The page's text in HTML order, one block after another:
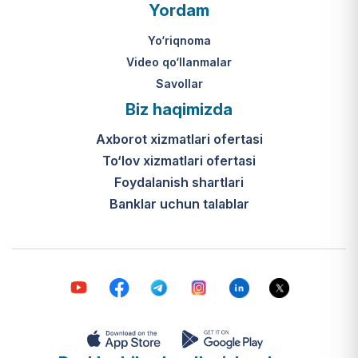
O‘zbekiston Respublikasi Vazirlar
316-son qarori hamda Prezidentning
PQ-410-son qarori.
Ijtimoiy qo‘llab-quvvatlash
markazlari (IQQM) o‘zi nima?
Bular ilgarigi “Saxovat” keksalar va
nogironligi bo‘lgan shaxslar uchun
internat uylari hamda Urush va
mehnat faxriylari pansionatining
Yordam
Yo‘riqnoma
Video qo‘llanmalar
Savollar
Biz haqimizda
Axborot xizmatlari ofertasi
To‘lov xizmatlari ofertasi
Foydalanish shartlari
Banklar uchun talablar